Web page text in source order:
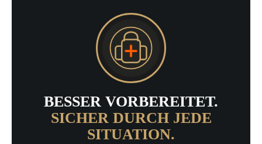
BESSER VORBEREITET.
SICHER DURCH JEDE
SITUATION.